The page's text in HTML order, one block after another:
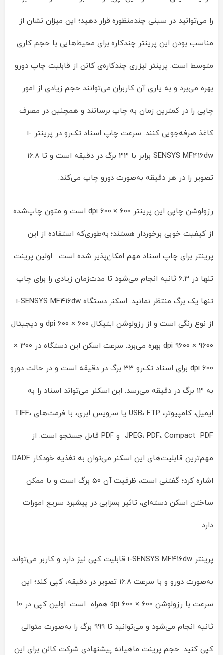
را می‌توانید در سینی چندمنظوره قرار دهید؛ این میزان نشان از
مناسب بودن این پرینتر چندکاره برای محیط‌هایی با حجم کاری
متوسط است. پرینتر لیزری چندکاره‌ی کانن از قابلیت چاپ دورو
بهره می‌برد و به یاری آن کاربران می‌توانند حجم زیادی از امور
چاپی را در کمترین زمان به چاپ برسانند و همچنین در مصرف
کاغذ صرفه‌جویی کنند. سرعت چاپ اسناد تک‌رو در پرینتر i-
SENSYS MF416dw برابر با 33 برگ در دقیقه است و تا 16.8
تصویر را در هر دقیقه به‌صورت دورو چاپ می‌کند.
رزولوشن چاپی این پرینتر 600 × 600 dpi است و متون چاپ‌شده
از کیفیت خوبی برخوردار هستند؛ به‌طوری‌که استفاده از این
پرینتر برای چاپ اسناد مهم امکان‌پذیر شده است. اولین پرینت
تنها در 6.3 ثانیه انجام می‌شود تا مدت‌زمان زیادی را برای چاپ
تنها یک برگ منتظر نمانید. اسکنر دستگاه i-SENSYS MF416dw
از نوع رنگی است و از رزولوشن اپتیکال 600 × 600 dpi و دیجیتال
9600 × 9600 dpi بهره می‌برد. سرعت اسکن این دستگاه در 300 ×
600 dpi برای اسناد تک‌رو 33 برگ در دقیقه است و در حالت دورو
به 13 برگ در دقیقه می‌رسد. این اسکنر می‌تواند اسناد را به
ایمیل، کامپیوتر، USB، FTP یا سرویس ابری، با فرمت‌های TIFF،
JPEG، PDF، Compact PDF و PDF قابل جستجو است. از
مهم‌ترین قابلیت‌های این اسکنر می‌توان به تغذیه خودکار DADF
اشاره کرد؛ گفتنی است، ظرفیت آن 50 برگ است و با ممکن
ساختن اسکن دسته‌ای، تاثیر بسزایی در پیشبرد سریع امورات
دارد.
پرینتر i-SENSYS MF416dw قابلیت کپی نیز دارد و کاربر می‌تواند
به‌صورت دورو و با سرعت 16.8 تصویر در دقیقه، کپی کند؛ این
سرعت با رزولوشن 600 × 600 dpi همراه است. اولین کپی در 10
ثانیه انجام می‌شود و می‌توانید تا 999 برگ را به‌صورت متوالی
کپی کنید. حجم پرینت ماهیانه پیشنهادی شرکت کانن برای این